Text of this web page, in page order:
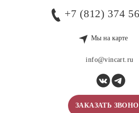
+7 (812) 374
Мы на карте
info@vincart.ru
ЗАКАЗАТЬ